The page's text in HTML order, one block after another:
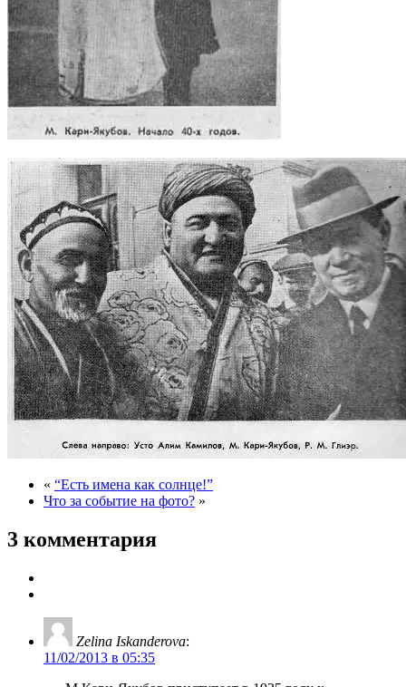
« “Есть имена как солнце!”
Что за событие на фото? »
3 комментария
Zelina Iskanderova:
11/02/2013 в 05:35